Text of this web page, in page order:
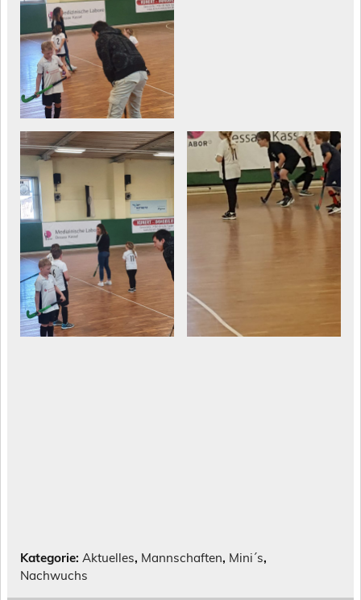
Kategorie: Aktuelles, Mannschaften, Mini´s,
Nachwuchs